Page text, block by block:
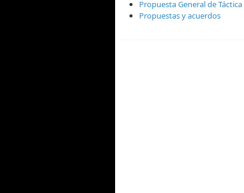
Propuesta General de
Propuestas y acuerdos